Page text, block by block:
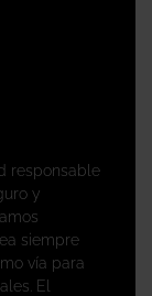
responsable
y
siempre
vía para
El